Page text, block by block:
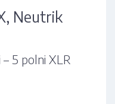
Neutrik
5 polni XLR